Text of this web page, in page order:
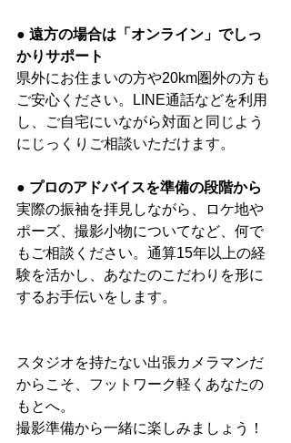
● 遠方の場合は「オンライン」でしっ
かりサポート
県外にお住まいの方や20km圏外の方も
ご安心ください。LINE通話などを利用
し、ご自宅にいながら対面と同じよう
にじっくりご相談いただけます。
● プロのアドバイスを準備の段階から
実際の振袖を拝見しながら、ロケ地や
ポーズ、撮影小物についてなど、何で
もご相談ください。通算15年以上の経
験を活かし、あなたのこだわりを形に
するお手伝いをします。
スタジオを持たない出張カメラマンだ
からこそ、フットワーク軽くあなたの
もとへ。
撮影準備から一緒に楽しみましょう！